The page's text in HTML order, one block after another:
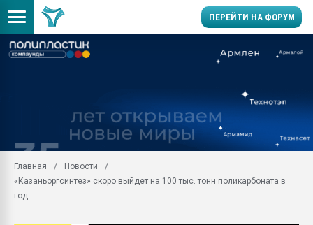
ПЕРЕЙТИ НА ФОРУМ
29.07.2026 ФРП помог
заводу пластмасс"
Главная
Новости
«Казаньоргсинтез» скоро выйдет на 100 тыс. тонн поликарбоната в
год